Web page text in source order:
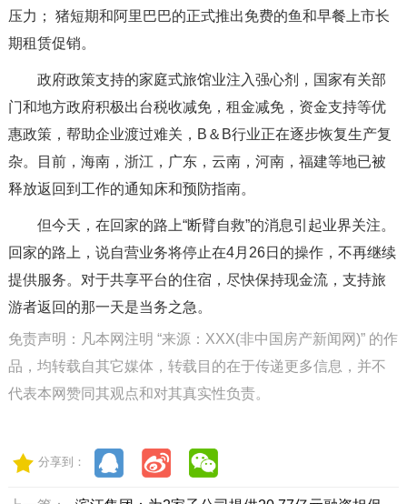
压力； 猪短期和阿里巴巴的正式推出免费的鱼和早餐上市长
期租赁促销。
政府政策支持的家庭式旅馆业注入强心剂，国家有关部
门和地方政府积极出台税收减免，租金减免，资金支持等优
惠政策，帮助企业渡过难关，B＆B行业正在逐步恢复生产复
杂。目前，海南，浙江，广东，云南，河南，福建等地已被
释放返回到工作的通知床和预防指南。
但今天，在回家的路上“断臂自救”的消息引起业界关注。
回家的路上，说自营业务将停止在4月26日的操作，不再继续
提供服务。对于共享平台的住宿，尽快保持现金流，支持旅
游者返回的那一天是当务之急。
免责声明：凡本网注明 “来源：XXX(非中国房产新闻网)” 的作
品，均转载自其它媒体，转载目的在于传递更多信息，并不
代表本网赞同其观点和对其真实性负责。
分享到：